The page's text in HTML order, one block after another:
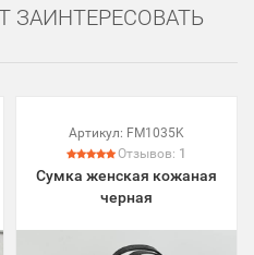
ЗАИНТЕРЕСОВАТЬ
Артикул: FM1035K
Отзывов: 1
Сумка женская кожаная
черная